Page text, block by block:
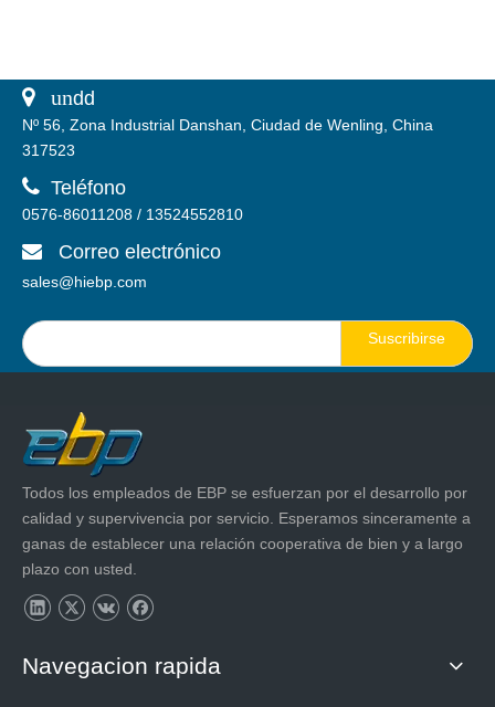
 undd
Nº 56, Zona Industrial Danshan, Ciudad de Wenling, China
317523
 Teléfono
0576-86011208 / 13524552810
 Correo electrónico
sales@hiebp.com
Suscribirse
Todos los empleados de EBP se esfuerzan por el desarrollo por
calidad y supervivencia por servicio. Esperamos sinceramente a
ganas de establecer una relación cooperativa de bien y a largo
plazo con usted.
Navegacion rapida